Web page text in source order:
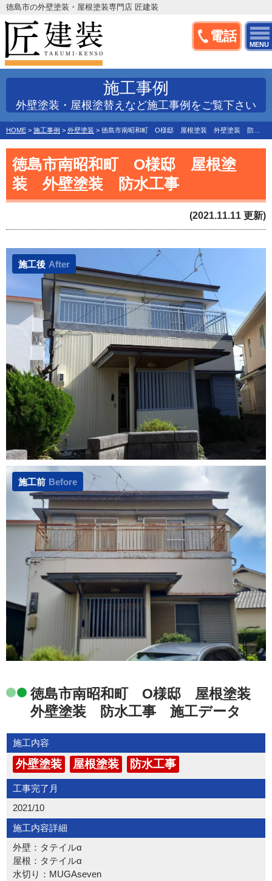
電話
MENU
徳島市の外壁塗装・屋根塗装専門店 匠建装
施工事例
外壁塗装・屋根塗替えなど施工事例をご覧下さい
HOME > 施工事例 > 外壁塗装 > 徳島市南昭和町 O様邸 屋根塗装 外壁塗装 防水工事
徳島市南昭和町 O様邸 屋根塗
装 外壁塗装 防水工事
(2021.11.11 更新)
施工後 After
施工前 Before
徳島市南昭和町 O様邸 屋根塗装
外壁塗装 防水工事 施工データ
施工内容
外壁塗装 屋根塗装 防水工事
工事完了月
2021/10
施工内容詳細
外壁：タテイルα
屋根：タテイルα
水切り：MUGAseven